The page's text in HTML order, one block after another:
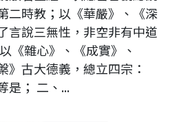
二時教；以《華嚴》、《深
言說三無性，非空非有中道
《雜心》、《成實》、
》古大德義，總立四宗：
是； 二、...